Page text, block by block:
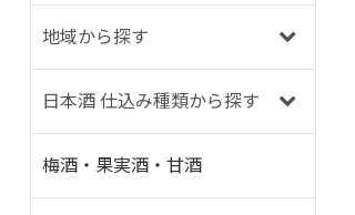
地域から探す
日本酒 仕込み種類から探す
梅酒・果実酒・甘酒